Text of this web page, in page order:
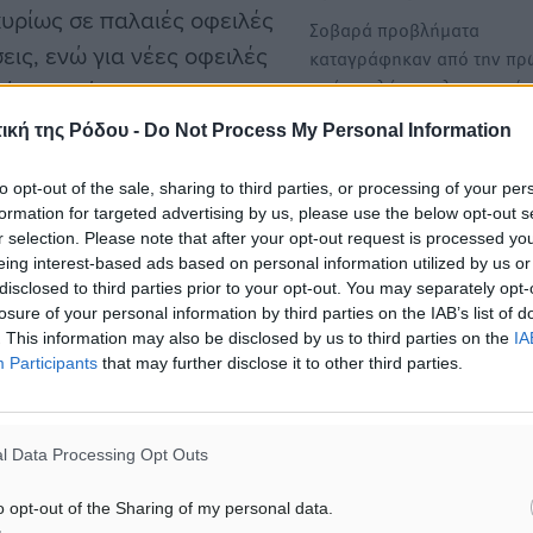
της Ρόδου - Do Not Process My Personal Information
opt-out of the sale, sharing to third parties, or processing of your
for targeted advertising by us, please use the below opt-out
selection. Please note that after your opt-out request is processed
interest-based ads based on personal information utilized by us
to third parties prior to your opt-out. You may separately
of your personal information by third parties on the IAB’s list of
This information may also be disclosed by us to third parties on the
Participants that may further disclose it to other third parties.
Data Processing Opt Outs
opt-out of the Sharing of my personal data.
σε παλαιές οφειλές
ενώ για νέες οφειλές
Σύμφωνα με την
αν δεν
φοράς,
έναν μήνα, δεν
ανακριβή
να επανεξετάσει
σε ρυθμίσεις και
από τον
των νέων χρεών
Οι βελτιώσεις αυτές
των φορολογουμένων,
Σοβαρά προβλήματα
καταγράφηκαν από την
ημέρα πλήρους
Εξόδου…
Μεταναστευτικό: Ελλάδα –
Γερμανία χαμένες στη
Τομή για τη διαχείριση του
μεταναστευτικού στη
θεωρούν στελέχη τού